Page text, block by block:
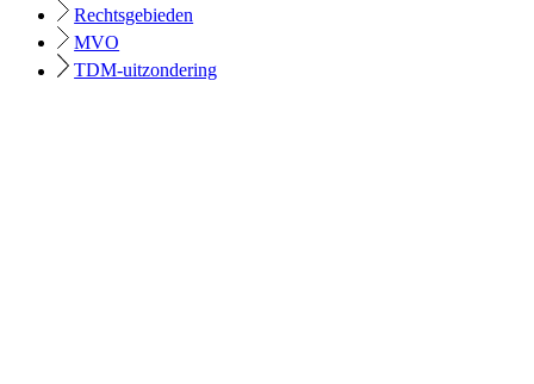
Rechtsgebieden
MVO
TDM-uitzondering